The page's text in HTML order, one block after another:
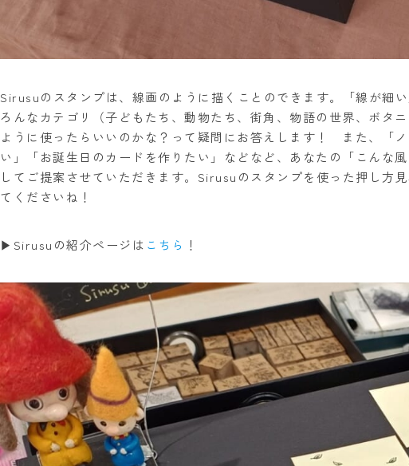
Sirusuのスタンプは、線画のように描くことのできます。「線が細
ろんなカテゴリ（子どもたち、動物たち、街角、物語の世界、ボタ
ように使ったらいいのかな？って疑問にお答えします！ また、「
い」「お誕生日のカードを作りたい」などなど、あなたの「こんな
してご提案させていただきます。Sirusuのスタンプを使った押し方
てくださいね！
▶Sirusuの紹介ページは こちら ！